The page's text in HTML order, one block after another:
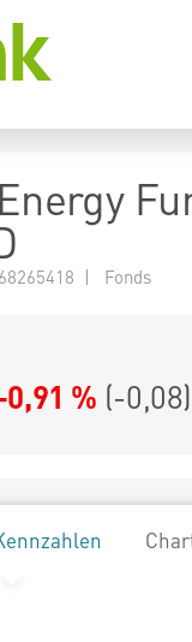
| Fonds
% (-0,08)